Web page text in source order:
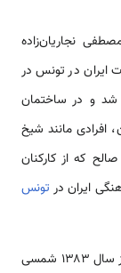
نجاریان‌زاده
در تونس در
جدا شد و در ساختمان
افرادی مانند شیخ
که از کارکنان
ایران در تونس
به‌گونه‌ای منسجم از سال ۱۳۸۳ شمسی